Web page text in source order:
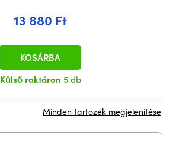
13 880 Ft
Külső raktáron 5 db
KOSÁRBA
Minden tartozék megjelenítése